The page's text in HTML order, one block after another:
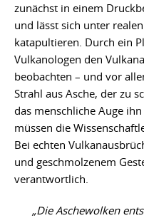
zunächst in einem
und lässt sich unter
katapultieren. Durch ein
Vulkanologen den
beobachten – und vor
Strahl aus Asche, der zu
das menschliche Auge
müssen die
Bei echten
und geschmolzenem
verantwortlich.
„Die Aschewolken